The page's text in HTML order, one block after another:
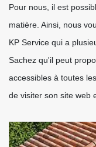
Pour nous, il est
matière. Ainsi, nous
KP Service qui a
Sachez qu'il peut
accessibles à toutes
de visiter son site web